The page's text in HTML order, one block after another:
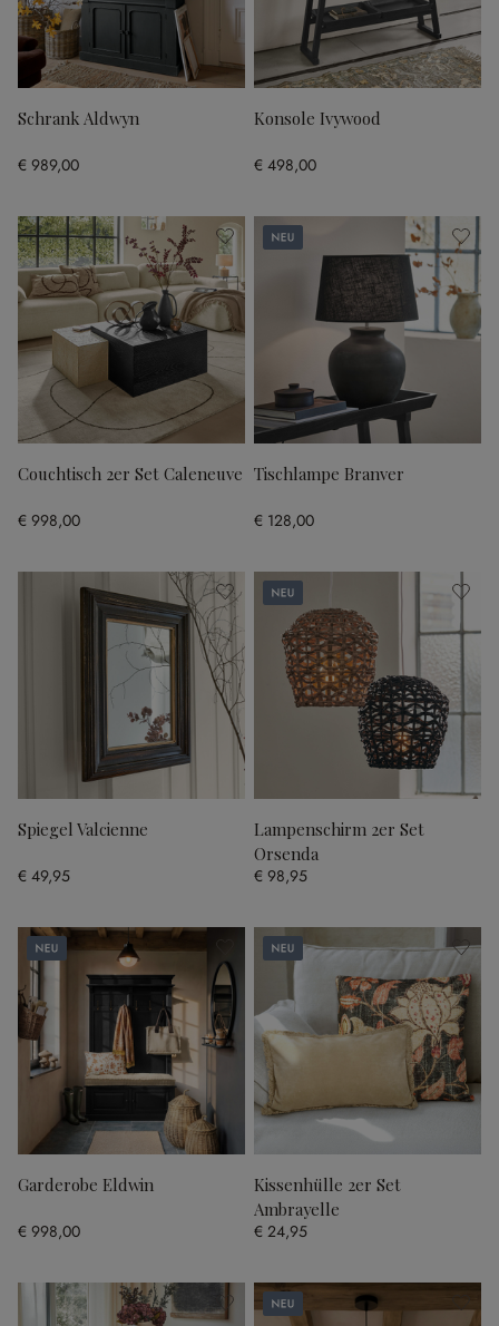
Schrank Aldwyn
€ 989,00
Konsole Ivywood
€ 498,00
Couchtisch 2er Set Caleneuve
€ 998,00
Neu
Tischlampe Branver
€ 128,00
Spiegel Valcienne
€ 49,95
Neu
Lampenschirm 2er Set
Orsenda
€ 98,95
Neu
Garderobe Eldwin
€ 998,00
Neu
Kissenhülle 2er Set
Ambrayelle
€ 24,95
Neu